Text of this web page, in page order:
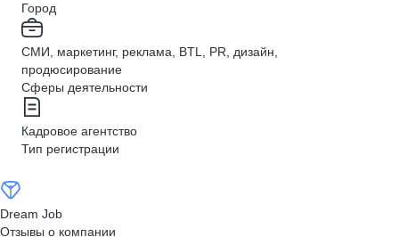
Город
СМИ, маркетинг, реклама, BTL, PR, дизайн,
продюсирование
Сферы деятельности
Кадровое агентство
Тип регистрации
Dream Job
Отзывы о компании